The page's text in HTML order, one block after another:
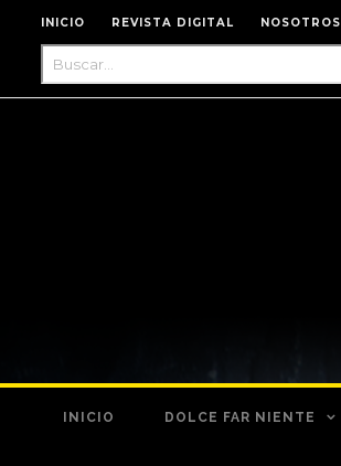
INICIO REVISTA DIGITAL NOSOTROS
INICIO DOLCE FAR NIENTE